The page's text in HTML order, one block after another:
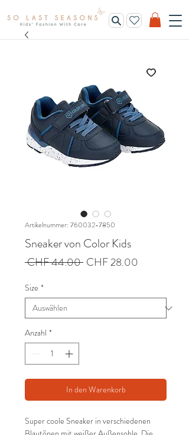
Artikelnummer: 760032-7850
Sneaker von Color Kids
CHF 44.00 Standardpreis
CHF 28.00
Size *
Anzahl *
In den Warenkorb
Super coole Sneaker in verschiedenen